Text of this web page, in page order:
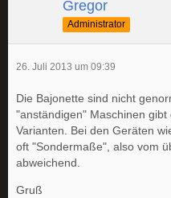
Gregor
Administrator
26. Juli 2013 um 09:39
Die Bajonette sind nicht
"anständigen" Maschinen
Varianten. Bei den Geräten
oft "Sondermaße", also vom
abweichend.
Gruß